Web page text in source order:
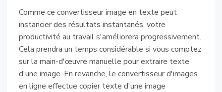
Comme ce convertisseur image en texte peut
instancier des résultats instantanés, votre
productivité au travail s'améliorera progressivement.
Cela prendra un temps considérable si vous comptez
sur la main-d'œuvre manuelle pour extraire texte
d'une image. En revanche, le convertisseur d'images
en ligne effectue copier texte d'une image